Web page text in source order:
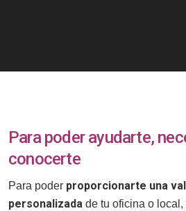
Para poder ayudarte,
conocerte
Para poder proporcionarte una
personalizada de tu oficina o local,